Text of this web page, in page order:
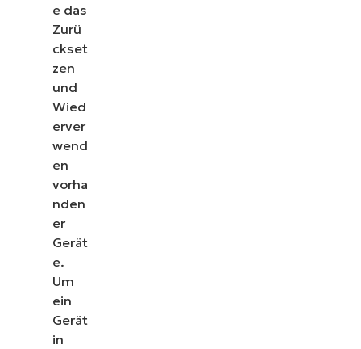
Automatisieren
Sie die
Erkennung und
Verwaltung
Ihrer IT-
Ressourcen
e das
Zurü
ckset
zen
und
Wied
erver
wend
en
vorha
nden
er
Gerät
e.
Um
ein
Gerät
in